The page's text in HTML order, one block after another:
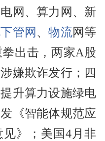
网、算力网、新
管网 、物流网等
出击，两家A股
嫌欺诈发行；四
升算力设施绿电
《智能体规范应
》；美国4月非